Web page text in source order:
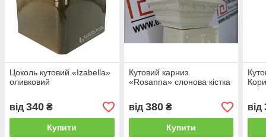
Цоколь кутовий «Izabella»
оливковий
від 340 ₴
Купити
Кутовий карниз
«Rosanna» слонова кістка
від 380₴
Купити
від